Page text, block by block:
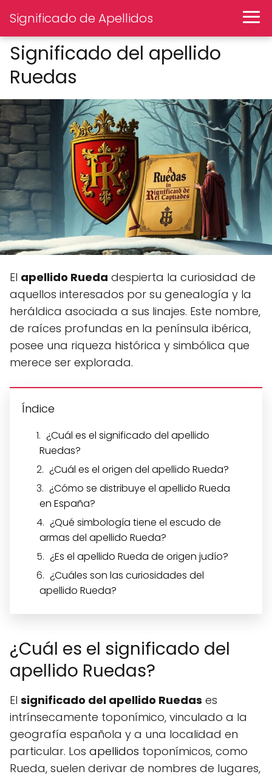
Significado de Apellidos
Significado del apellido
Ruedas
El apellido Rueda despierta la curiosidad de
aquellos interesados por su genealogía y la
heráldica asociada a sus linajes. Este nombre,
de raíces profundas en la península ibérica,
posee una riqueza histórica y simbólica que
merece ser explorada.
Índice
¿Cuál es el significado del apellido
Ruedas?
¿Cuál es el origen del apellido Rueda?
¿Cómo se distribuye el apellido Rueda
en España?
¿Qué simbología tiene el escudo de
armas del apellido Rueda?
¿Es el apellido Rueda de origen judío?
¿Cuáles son las curiosidades del
apellido Rueda?
¿Cuál es el significado del
apellido Ruedas?
El significado del apellido Ruedas es
intrínsecamente toponímico, vinculado a la
geografía española y a una localidad en
particular. Los apellidos toponímicos, como
Rueda, suelen derivar de nombres de lugares,